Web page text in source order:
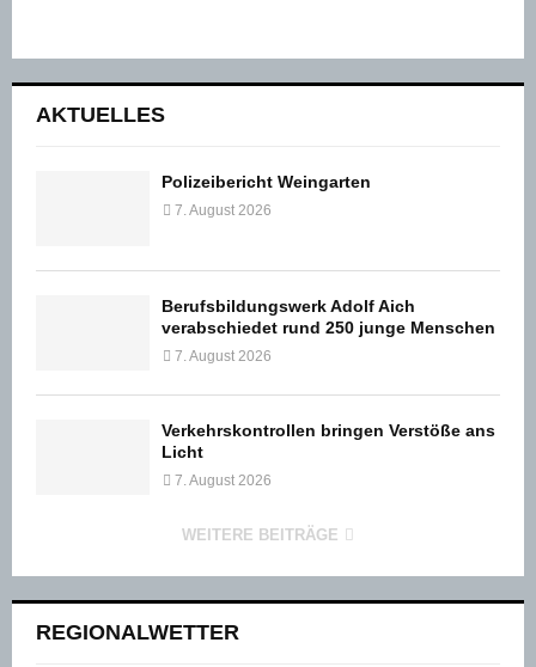
AKTUELLES
Polizeibericht Weingarten
7. August 2026
Berufsbildungswerk Adolf Aich
verabschiedet rund 250 junge Menschen
7. August 2026
Verkehrskontrollen bringen Verstöße ans
Licht
7. August 2026
WEITERE BEITRÄGE
REGIONALWETTER